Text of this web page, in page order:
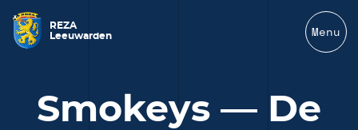
REZA
Leeuwarden
Menu
Smokeys — De